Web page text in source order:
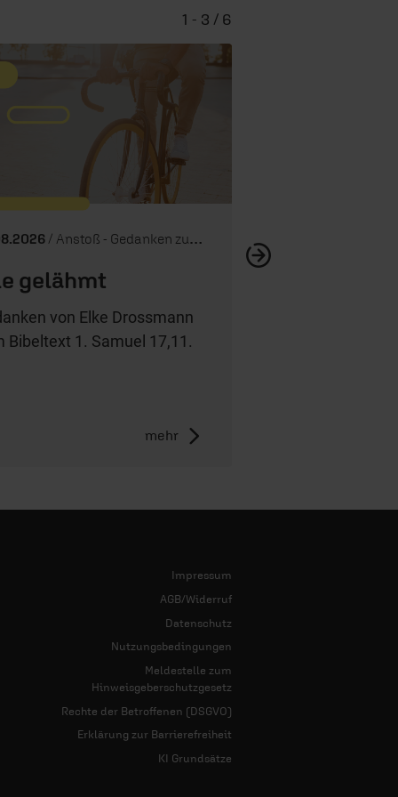
/ Anstoß - Gedanken zum Tag
gelähmt
von Elke Drossmann
Bibeltext 1. Samuel 17,11.
mehr
1 - 3 / 6
Impressum
AGB/Widerruf
Datenschutz
Nutzungsbedingungen
Meldestelle zum
Hinweisgeberschutzgesetz
Rechte der Betroffenen (DSGVO)
Erklärung zur Barrierefreiheit
KI Grundsätze